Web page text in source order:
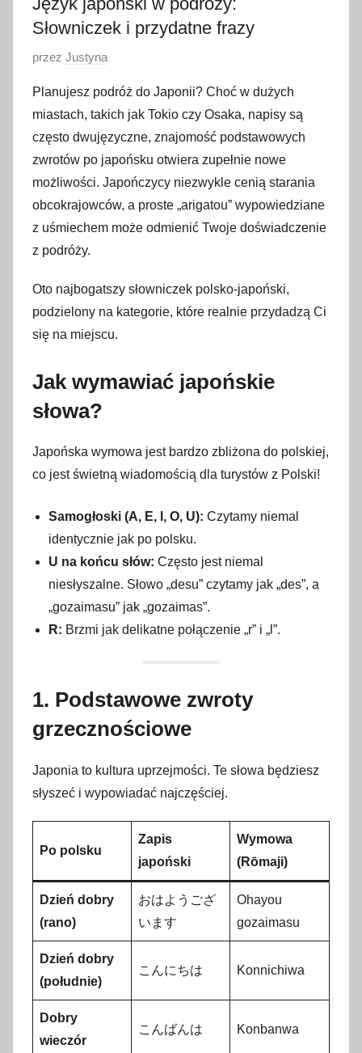
Słowniczek i przydatne frazy
O
u
b
l
i
k
o
w
a
o
1
0
y
c
n
i
2
2
przez Justyna
Planujesz podróż do Japonii? Choć w dużych
miastach, takich jak Tokio czy Osaka, napisy są
często dwujęzyczne, znajomość podstawowych
zwrotów po japońsku otwiera zupełnie nowe
możliwości. Japończycy niezwykle cenią starania
obcokrajowców, a proste „arigatou” wypowiedziane
z uśmiechem może odmienić Twoje doświadczenie
z podróży.
Oto najbogatszy słowniczek polsko-japoński,
podzielony na kategorie, które realnie przydadzą Ci
się na miejscu.
Jak wymawiać japońskie
słowa?
Japońska wymowa jest bardzo zbliżona do polskiej,
co jest świetną wiadomością dla turystów z Polski!
Samogłoski (A, E, I, O, U): Czytamy niemal
identycznie jak po polsku.
U na końcu słów: Często jest niemal
niesłyszalne. Słowo „desu” czytamy jak „des”, a
„gozaimasu” jak „gozaimas”.
R: Brzmi jak delikatne połączenie „r” i „l”.
1. Podstawowe zwroty
grzecznościowe
Japonia to kultura uprzejmości. Te słowa będziesz
słyszeć i wypowiadać najczęściej.
Po polsku
Zapis
japoński
Wymowa
(Rōmaji)
Dzień dobry
(rano)
おはようござ
います
Ohayou
gozaimasu
Dzień dobry
(południe)
こんにちは Konnichiwa
Dobry
wieczór
こんばんは Konbanwa